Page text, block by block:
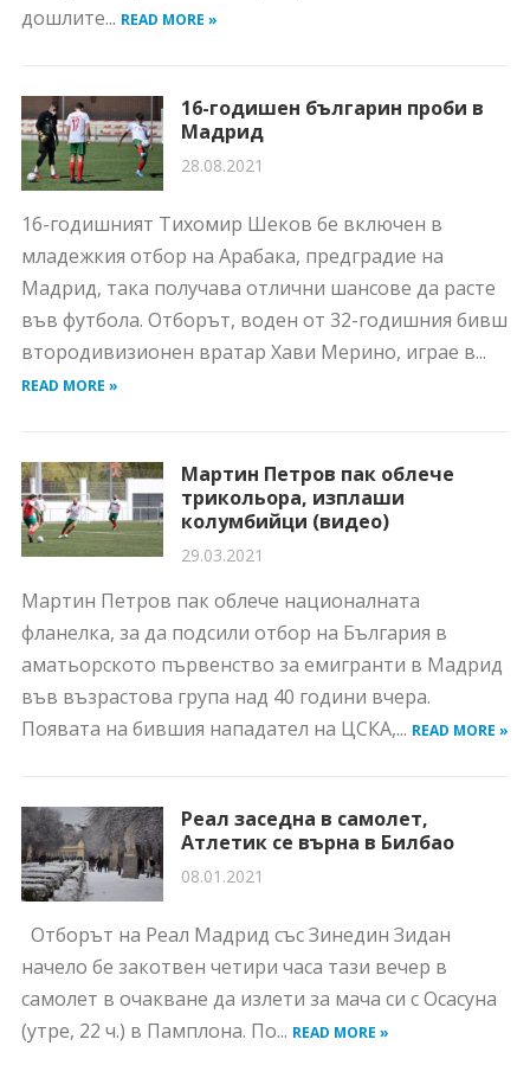
дошлите... READ MORE »
16-годишен българин проби в
Мадрид
28.08.2021
16-годишният Тихомир Шеков бе включен в
младежкия отбор на Арабака, предградие на
Мадрид, така получава отлични шансове да расте
във футбола. Отборът, воден от 32-годишния бивш
втородивизионен вратар Хави Мерино, играе в...
READ MORE »
Мартин Петров пак облече
трикольора, изплаши
колумбийци (видео)
29.03.2021
Мартин Петров пак облече националната
фланелка, за да подсили отбор на България в
аматьорското първенство за емигранти в Мадрид
във възрастова група над 40 години вчера.
Появата на бившия нападател на ЦСКА,... READ MORE »
Реал заседна в самолет,
Атлетик се върна в Билбао
08.01.2021
Отборът на Реал Мадрид със Зинедин Зидан
начело бе закотвен четири часа тази вечер в
самолет в очакване да излети за мача си с Осасуна
(утре, 22 ч.) в Памплона. По... READ MORE »